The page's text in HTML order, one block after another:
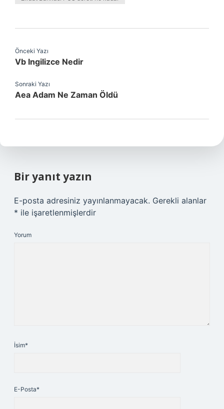
Önceki Yazı
Vb Ingilizce Nedir
Sonraki Yazı
Aea Adam Ne Zaman Öldü
Bir yanıt yazın
E-posta adresiniz yayınlanmayacak. Gerekli alanlar
* ile işaretlenmişlerdir
Yorum
İsim*
E-Posta*